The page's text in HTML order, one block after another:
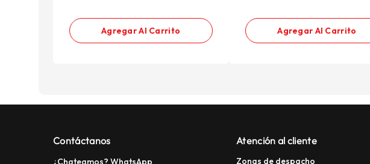
Agregar Al Carrito Agregar Al Carrito
Contáctanos
¿Chateamos? WhatsApp
Atención al cliente
Zonas de despacho